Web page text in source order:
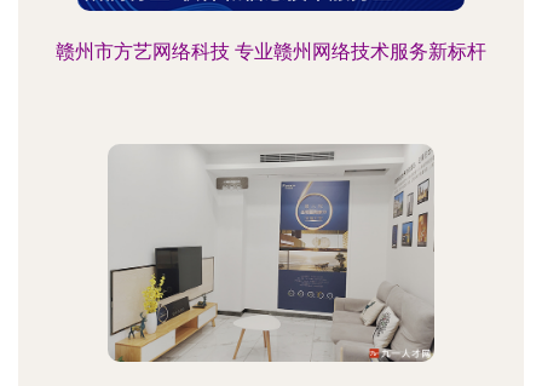
赣州市方艺网络科技 专业赣州网络技术服务新标杆